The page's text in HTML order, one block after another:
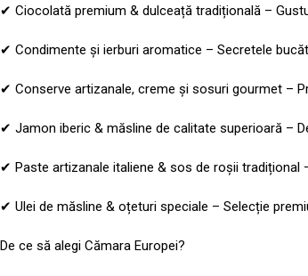
✔ Ciocolată premium & dulceață tradițională –
✔ Condimente și ierburi aromatice – Secretele
✔ Conserve artizanale, creme și sosuri gourmet –
✔ Jamon iberic & măsline de calitate superioară –
✔ Paste artizanale italiene & sos de roșii tradițional
✔ Ulei de măsline & oțeturi speciale – Selecție
De ce să alegi Cămara Europei?